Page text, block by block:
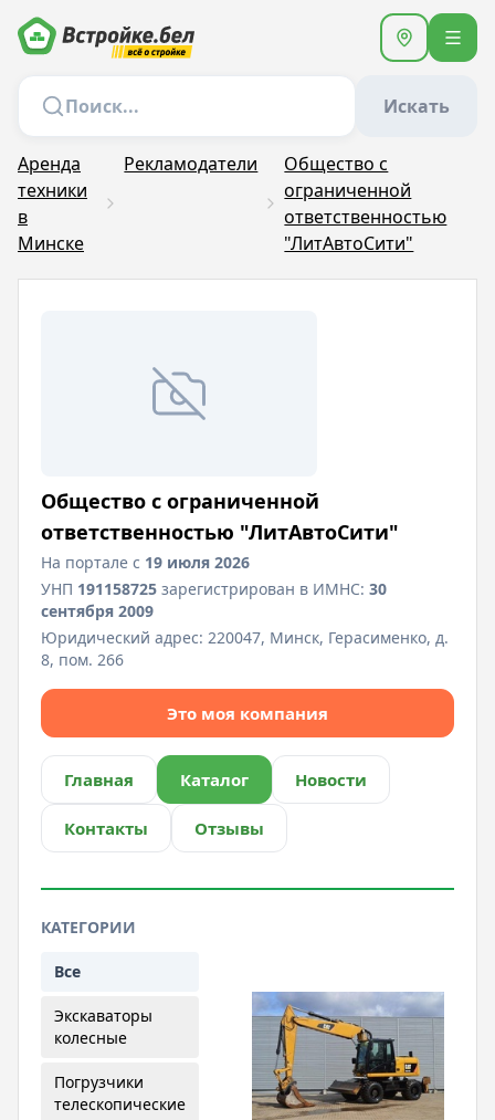
Искать
Аренда
техники
в
Минске
Рекламодатели
Общество с
ограниченной
ответственностью
"ЛитАвтоСити"
Общество с ограниченной
ответственностью "ЛитАвтоСити"
На портале с 19 июля 2026
УНП 191158725 зарегистрирован в ИМНС: 30
сентября 2009
Юридический адрес: 220047, Минск, Герасименко, д.
8, пом. 266
Это моя компания
Главная Каталог Новости
Контакты Отзывы
КАТЕГОРИИ
Все
Экскаваторы
колесные
Погрузчики
телескопические